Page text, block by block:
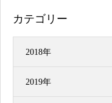
カテゴリー
2018年
2019年